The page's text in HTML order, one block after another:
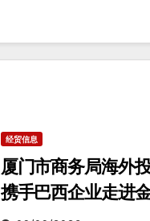
经贸信息
厦门市商务局海外
携手巴西企业走进